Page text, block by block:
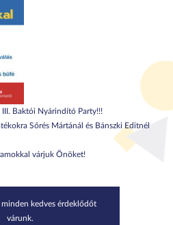
III. Baktói Nyárindító Party!!!
Sőrés Mártánál és Bánszki Editnél
várjuk Önöket!
kedves érdeklődőt
várunk.